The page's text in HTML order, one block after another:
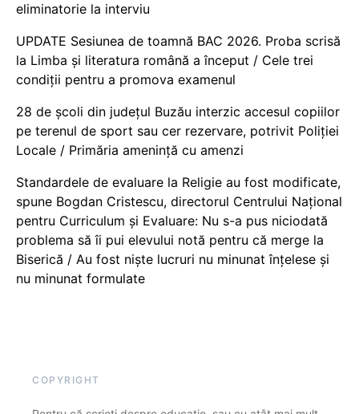
eliminatorie la interviu
UPDATE Sesiunea de toamnă BAC 2026. Proba scrisă
la Limba și literatura română a început / Cele trei
condiții pentru a promova examenul
28 de școli din județul Buzău interzic accesul copiilor
pe terenul de sport sau cer rezervare, potrivit Poliției
Locale / Primăria amenință cu amenzi
Standardele de evaluare la Religie au fost modificate,
spune Bogdan Cristescu, directorul Centrului Național
pentru Curriculum și Evaluare: Nu s-a pus niciodată
problema să îi pui elevului notă pentru că merge la
Biserică / Au fost niște lucruri nu minunat înțelese și
nu minunat formulate
COPYRIGHT